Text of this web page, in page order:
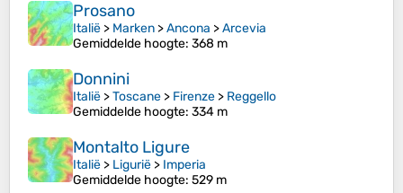
Prosano
Italië > Marken >Ancona >Arcevia
Gemiddelde hoogte: 368 m
Donnini
Italië >Toscane > Firenze > Reggello
Gemiddelde hoogte: 334 m
Montalto Ligure
Italië > Ligurië > Imperia
Gemiddelde hoogte: 529 m